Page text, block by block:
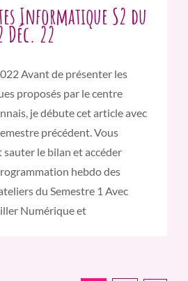
Informatique S2 du
Déc. 22
Avant de présenter les
proposés par le centre
je débute cet article avec
précédent. Vous
sauter le bilan et accéder
hebdo des
du Semestre 1 Avec
Numérique et